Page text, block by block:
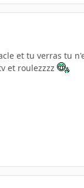
et tu verras tu
et roulezzzz